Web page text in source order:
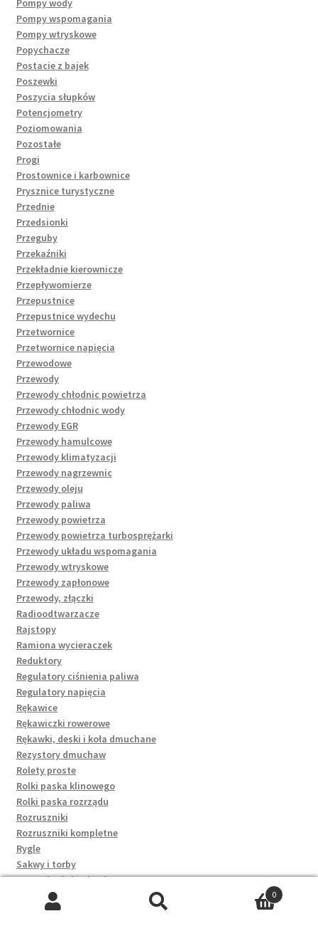
Pompy wody
Pompy wspomagania
Pompy wtryskowe
Popychacze
Postacie z bajek
Poszewki
Poszycia słupków
Potencjometry
Poziomowania
Pozostałe
Progi
Prostownice i karbownice
Prysznice turystyczne
Przednie
Przedsionki
Przeguby
Przekaźniki
Przekładnie kierownicze
Przepływomierze
Przepustnice
Przepustnice wydechu
Przetwornice
Przetwornice napięcia
Przewodowe
Przewody
Przewody chłodnic powietrza
Przewody chłodnic wody
Przewody EGR
Przewody hamulcowe
Przewody klimatyzacji
Przewody nagrzewnic
Przewody oleju
Przewody paliwa
Przewody powietrza
Przewody powietrza turbosprężarki
Przewody układu wspomagania
Przewody wtryskowe
Przewody zapłonowe
Przewody, złączki
Radioodtwarzacze
Rajstopy
Ramiona wycieraczek
Reduktory
Regulatory ciśnienia paliwa
Regulatory napięcia
Rękawice
Rękawiczki rowerowe
Rękawki, deski i koła dmuchane
Rezystory dmuchaw
Rolety proste
Rolki paska klinowego
Rolki paska rozrządu
Rozruszniki
Rozruszniki kompletne
Rygle
Sakwy i torby
Samochody i pojazdy
Saszetki
Saszetki i nerki
0